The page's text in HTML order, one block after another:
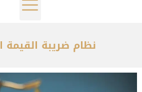
نظام ضريبة القيمة